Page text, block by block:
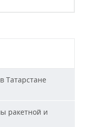
Татарстане
ракетной и